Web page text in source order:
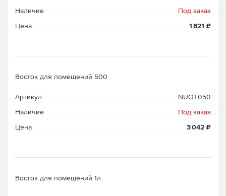
Наличие
Под заказ
Цена
1 821 ₽
Восток для помещений 500
Артикул
NUOT050
Наличие
Под заказ
Цена
3 042 ₽
Восток для помещений 1л